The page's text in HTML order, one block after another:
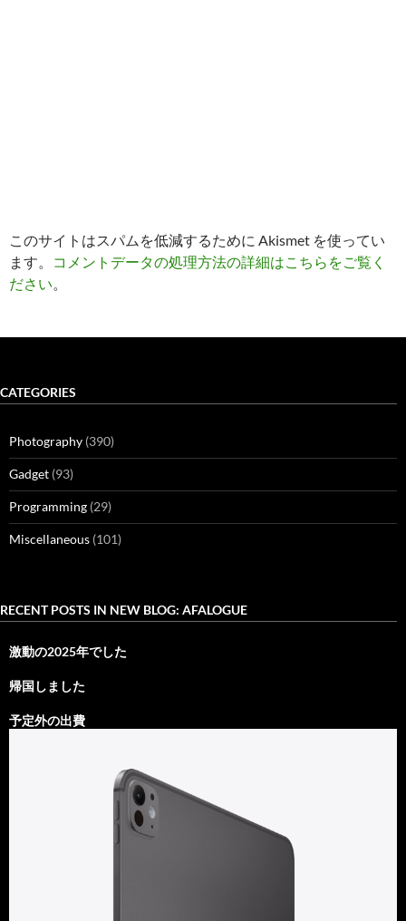
このサイトはスパムを低減するために Akismet を使ってい
ます。
コメントデータの処理方法の詳細はこちらをご覧く
ださい。
CATEGORIES
Photography (390)
Gadget (93)
Programming (29)
Miscellaneous (101)
RECENT POSTS IN NEW BLOG: AFALOGUE
激動の2025年でした
帰国しました
予定外の出費